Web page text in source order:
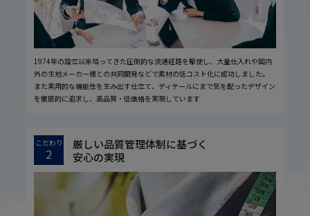
1974年の設立以来培ってきた圧倒的な流通経路を駆使し、大量仕入れや国内
外の生地メーカー様との共同開発などで素材の低コスト化に成功しました。
また実用的な機能性を生み出す仕立て、ディテールにまで気を配ったデザイン
を徹底的に追求し、高品質・低価格を実現しています
こだわり
2
厳しい品質管理体制に基づく
安心の実現